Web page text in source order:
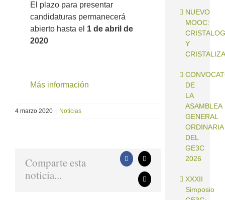
El plazo para presentar
candidaturas permanecerá
abierto hasta el 1 de abril de
2020
Más información
4 marzo 2020 Noticias
Comparte esta
noticia...
Facebook
X
Correo
electrónico
NUEVO
MOOC:
Y
DE
LA
ASAMBLEA
GENERAL
ORDINARIA
DEL
GE3C
2026
XXXII
Simposio